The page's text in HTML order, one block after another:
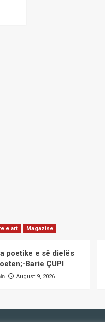
e art Magazine
poetike e së dielës
Barie ÇUPI
August 9, 2026